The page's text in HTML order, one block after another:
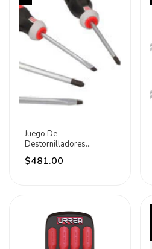
Juego De
Destornilladores
Trimaterial 8pz Urrea
$481.00